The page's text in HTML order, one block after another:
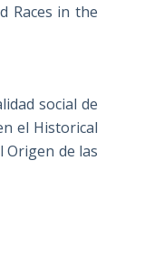
Races in the
social de
el Historical
Origen de las